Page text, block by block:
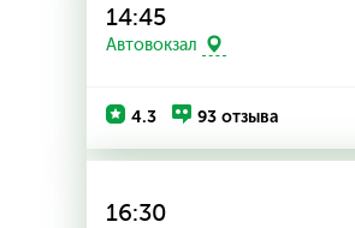
14:45
Автовокзал
4.3 93 отзыва
16:30